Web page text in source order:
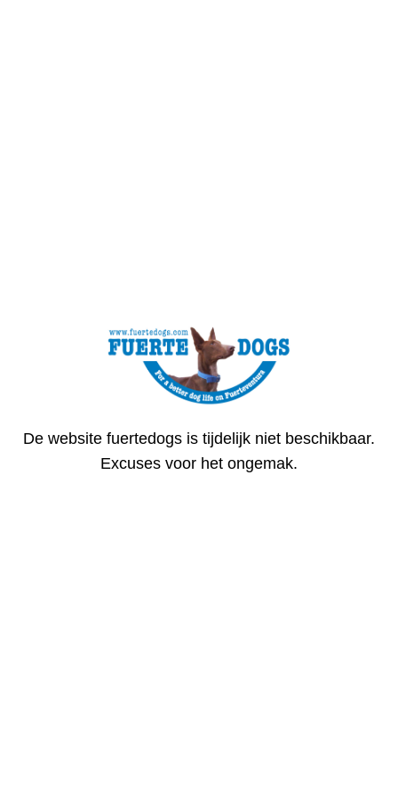
De website fuertedogs is tijdelijk niet beschikbaar.
Excuses voor het ongemak.